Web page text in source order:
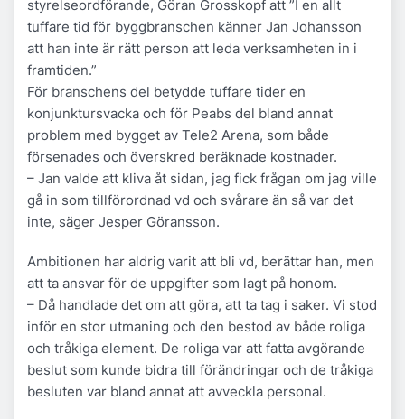
styrelseordförande, Göran Grosskopf att ”I en allt
tuffare tid för byggbranschen känner Jan Johansson
att han inte är rätt person att leda verksamheten in i
framtiden.”
För branschens del betydde tuffare tider en
konjunktursvacka och för Peabs del bland annat
problem med bygget av Tele2 Arena, som både
försenades och överskred beräknade kostnader.
– Jan valde att kliva åt sidan, jag fick frågan om jag ville
gå in som tillförordnad vd och svårare än så var det
inte, säger Jesper Göransson.
Ambitionen har aldrig varit att bli vd, berättar han, men
att ta ansvar för de uppgifter som lagt på honom.
– Då handlade det om att göra, att ta tag i saker. Vi stod
inför en stor utmaning och den bestod av både roliga
och tråkiga element. De roliga var att fatta avgörande
beslut som kunde bidra till förändringar och de tråkiga
besluten var bland annat att avveckla personal.